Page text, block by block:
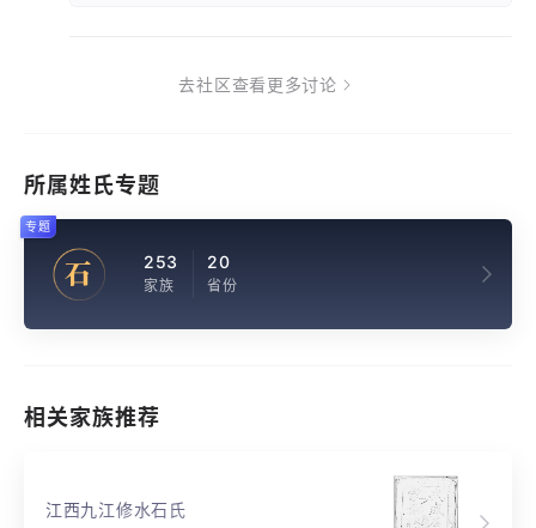
去社区查看更多讨论
所属姓氏专题
石 253
家族
20
省份
专题
相关家族推荐
江西九江修水石氏